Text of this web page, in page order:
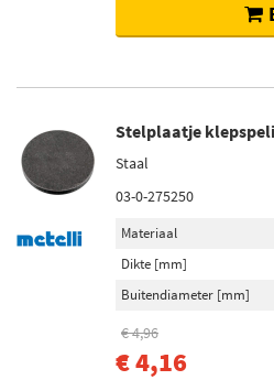
Stelplaatje
Staal
03-0-275250
Materiaal
Dikte [mm]
Buitendiameter [mm]
€ 4,96
€ 4,16